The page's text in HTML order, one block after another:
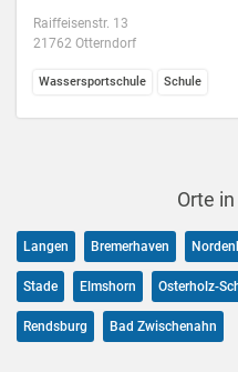
Raiffeisenstr. 13
21762 Otterndorf
Wassersportschule Schule
Orte
Langen Bremerhaven
Stade Elmshorn Osterholz-
Rendsburg Bad Zwischenahn